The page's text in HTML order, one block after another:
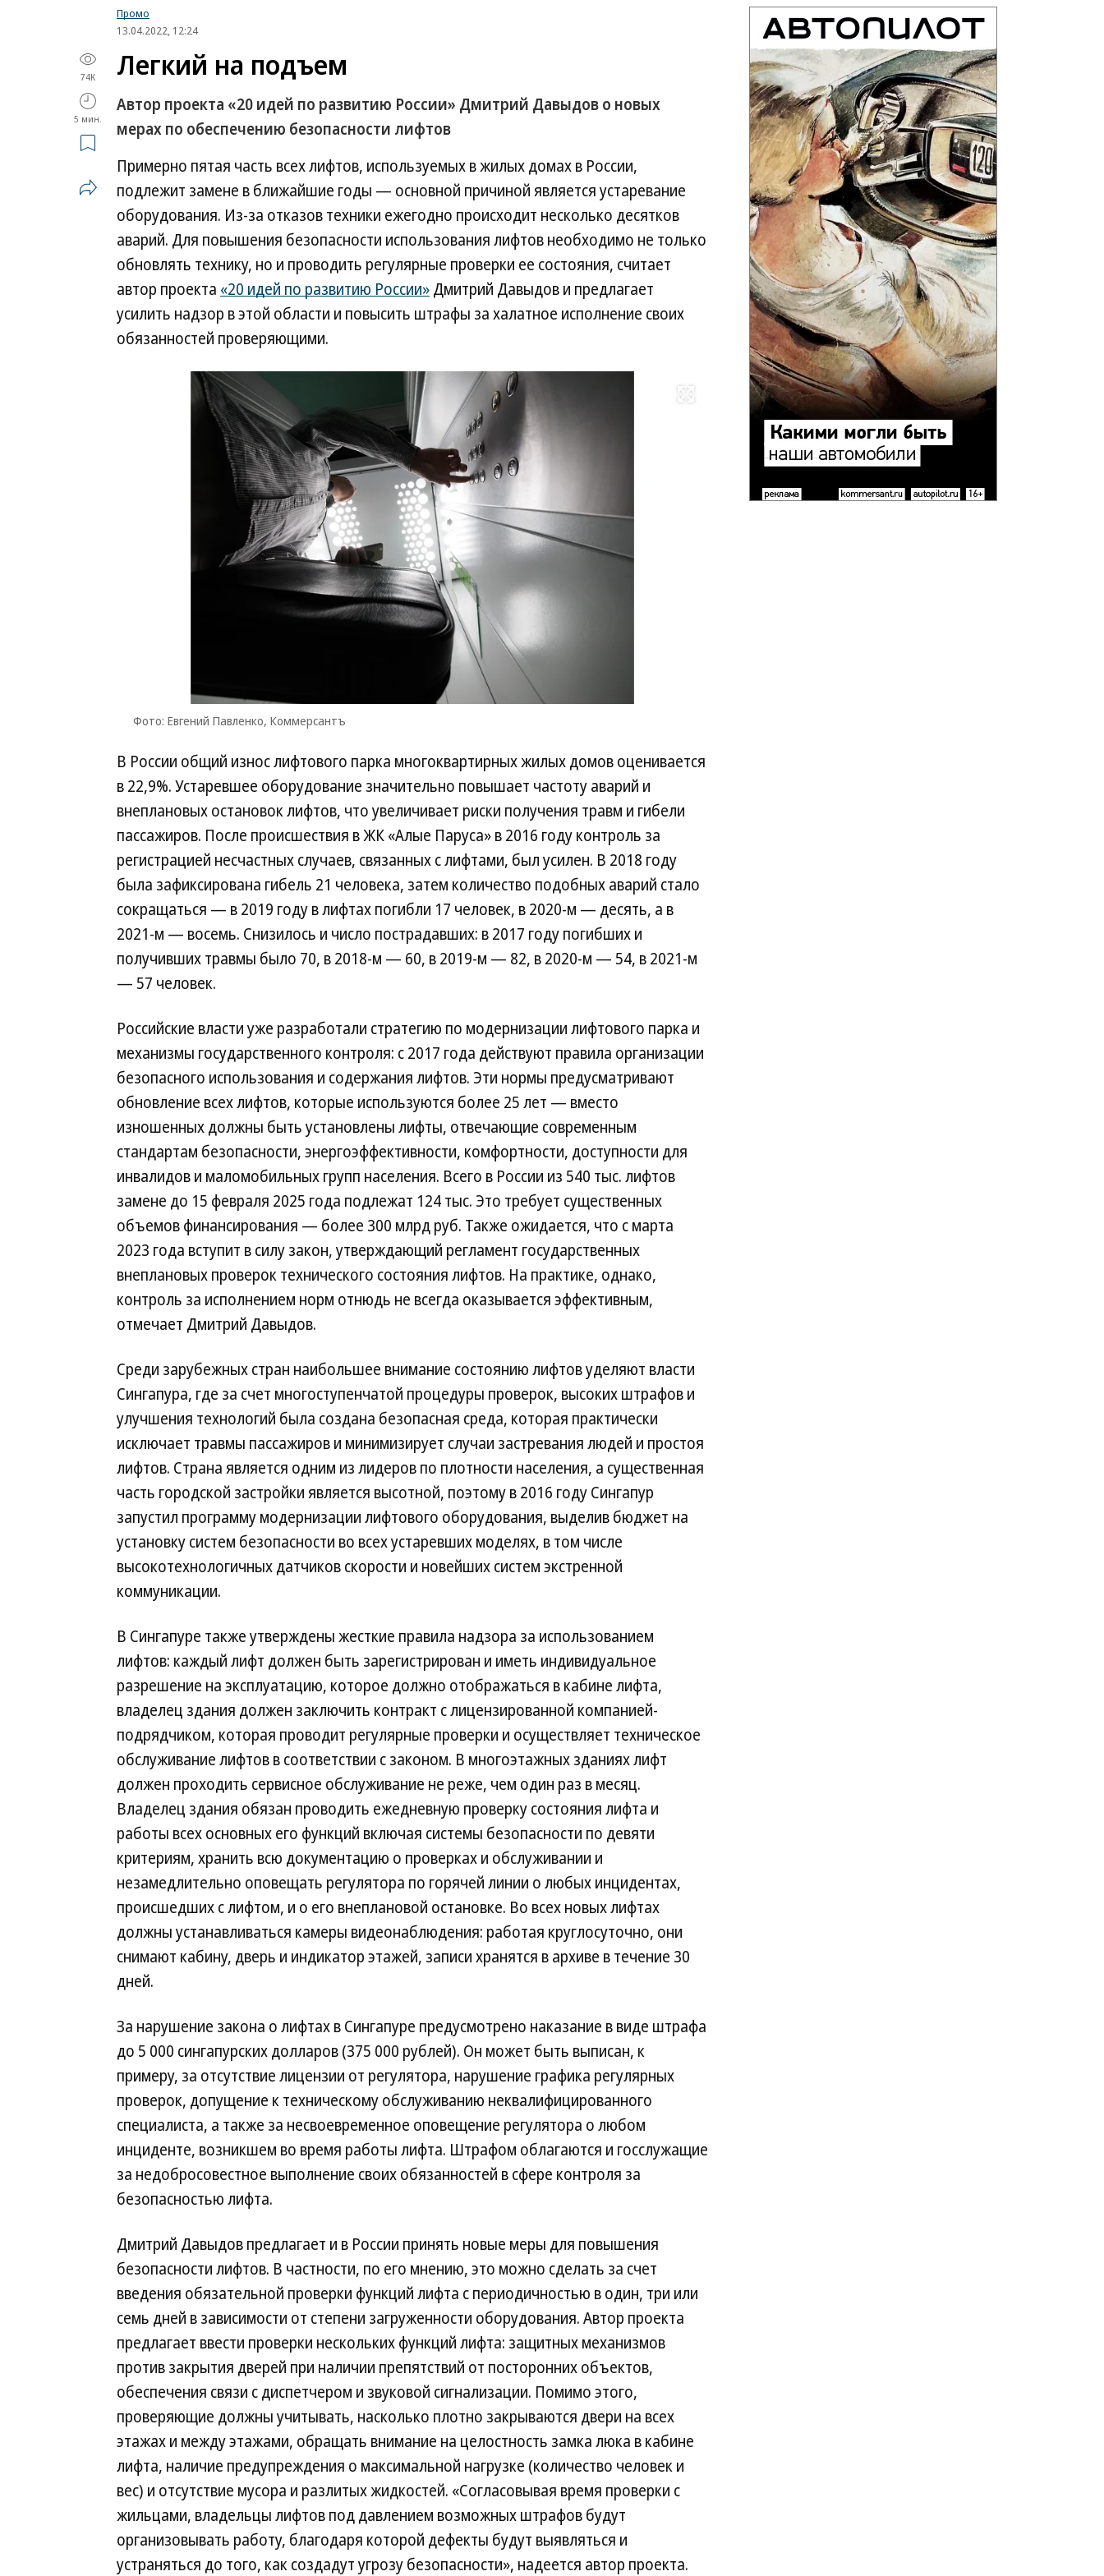
Промо
13.04.2022, 12:24
74K
5 мин.
Легкий на подъем
Автор проекта «20 идей по развитию России» Дмитрий Давыдов о новых
мерах по обеспечению безопасности лифтов
Примерно пятая часть всех лифтов, используемых в жилых домах в России,
подлежит замене в ближайшие годы — основной причиной является устаревание
оборудования. Из-за отказов техники ежегодно происходит несколько десятков
аварий. Для повышения безопасности использования лифтов необходимо не только
обновлять технику, но и проводить регулярные проверки ее состояния, считает
автор проекта «20 идей по развитию России»Дмитрий Давыдов и предлагает
усилить надзор в этой области и повысить штрафы за халатное исполнение своих
обязанностей проверяющими.
Развернуть на весь экран
Фото: Евгений Павленко, Коммерсантъ
Павленко,
Коммерсантъ
В России общий износ лифтового парка многоквартирных жилых домов оценивается
в 22,9%. Устаревшее оборудование значительно повышает частоту аварий и
внеплановых остановок лифтов, что увеличивает риски получения травм и гибели
пассажиров. После происшествия в ЖК «Алые Паруса» в 2016 году контроль за
регистрацией несчастных случаев, связанных с лифтами, был усилен. В 2018 году
была зафиксирована гибель 21 человека, затем количество подобных аварий стало
сокращаться — в 2019 году в лифтах погибли 17 человек, в 2020-м — десять, а в
2021-м — восемь. Снизилось и число пострадавших: в 2017 году погибших и
получивших травмы было 70, в 2018-м — 60, в 2019-м — 82, в 2020-м — 54, в 2021-м
— 57 человек.
Российские власти уже разработали стратегию по модернизации лифтового парка и
механизмы государственного контроля: с 2017 года действуют правила организации
безопасного использования и содержания лифтов. Эти нормы предусматривают
обновление всех лифтов, которые используются более 25 лет — вместо
изношенных должны быть установлены лифты, отвечающие современным
стандартам безопасности, энергоэффективности, комфортности, доступности для
инвалидов и маломобильных групп населения. Всего в России из 540 тыс. лифтов
замене до 15 февраля 2025 года подлежат 124 тыс. Это требует существенных
объемов финансирования — более 300 млрд руб. Также ожидается, что с марта
2023 года вступит в силу закон, утверждающий регламент государственных
внеплановых проверок технического состояния лифтов. На практике, однако,
контроль за исполнением норм отнюдь не всегда оказывается эффективным,
отмечает Дмитрий Давыдов.
Среди зарубежных стран наибольшее внимание состоянию лифтов уделяют власти
Сингапура, где за счет многоступенчатой процедуры проверок, высоких штрафов и
улучшения технологий была создана безопасная среда, которая практически
исключает травмы пассажиров и минимизирует случаи застревания людей и простоя
лифтов. Страна является одним из лидеров по плотности населения, а существенная
часть городской застройки является высотной, поэтому в 2016 году Сингапур
запустил программу модернизации лифтового оборудования, выделив бюджет на
установку систем безопасности во всех устаревших моделях, в том числе
высокотехнологичных датчиков скорости и новейших систем экстренной
коммуникации.
В Сингапуре также утверждены жесткие правила надзора за использованием
лифтов: каждый лифт должен быть зарегистрирован и иметь индивидуальное
разрешение на эксплуатацию, которое должно отображаться в кабине лифта,
владелец здания должен заключить контракт с лицензированной компанией-
подрядчиком, которая проводит регулярные проверки и осуществляет техническое
обслуживание лифтов в соответствии с законом. В многоэтажных зданиях лифт
должен проходить сервисное обслуживание не реже, чем один раз в месяц.
Владелец здания обязан проводить ежедневную проверку состояния лифта и
работы всех основных его функций включая системы безопасности по девяти
критериям, хранить всю документацию о проверках и обслуживании и
незамедлительно оповещать регулятора по горячей линии о любых инцидентах,
происшедших с лифтом, и о его внеплановой остановке. Во всех новых лифтах
должны устанавливаться камеры видеонаблюдения: работая круглосуточно, они
снимают кабину, дверь и индикатор этажей, записи хранятся в архиве в течение 30
дней.
За нарушение закона о лифтах в Сингапуре предусмотрено наказание в виде штрафа
до 5 000 сингапурских долларов (375 000 рублей). Он может быть выписан, к
примеру, за отсутствие лицензии от регулятора, нарушение графика регулярных
проверок, допущение к техническому обслуживанию неквалифицированного
специалиста, а также за несвоевременное оповещение регулятора о любом
инциденте, возникшем во время работы лифта. Штрафом облагаются и госслужащие
за недобросовестное выполнение своих обязанностей в сфере контроля за
безопасностью лифта.
Дмитрий Давыдов предлагает и в России принять новые меры для повышения
безопасности лифтов. В частности, по его мнению, это можно сделать за счет
введения обязательной проверки функций лифта с периодичностью в один, три или
семь дней в зависимости от степени загруженности оборудования. Автор проекта
предлагает ввести проверки нескольких функций лифта: защитных механизмов
против закрытия дверей при наличии препятствий от посторонних объектов,
обеспечения связи с диспетчером и звуковой сигнализации. Помимо этого,
проверяющие должны учитывать, насколько плотно закрываются двери на всех
этажах и между этажами, обращать внимание на целостность замка люка в кабине
лифта, наличие предупреждения о максимальной нагрузке (количество человек и
вес) и отсутствие мусора и разлитых жидкостей. «Согласовывая время проверки с
жильцами, владельцы лифтов под давлением возможных штрафов будут
организовывать работу, благодаря которой дефекты будут выявляться и
устраняться до того, как создадут угрозу безопасности», надеется автор проекта.